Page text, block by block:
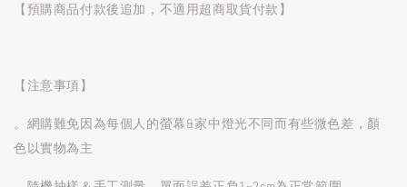
【預購商品付款後追加，不適用超商取貨付款】
【注意事項】
。網購難免因為每個人的螢幕&家中燈光不同而有些微色差，顏
色以實物為主